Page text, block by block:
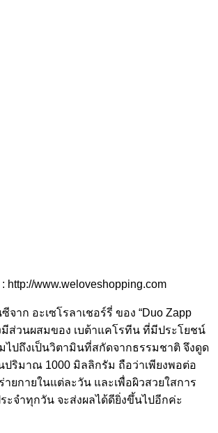
http://www.weloveshopping.com
อะเซโรลาเชอร์รี่ ของ “Duo Zapp
มีส่วนผสมของ เบต้าแคโรทีน ที่มีประโยชน์
ไปถึงเป็นวิตามินที่สกัดจากธรรมชาติ จึงดูด
ริมาณ 1000 มิลลิกรัม ถือว่าเพียงพอต่อ
ยกายในแต่ละวัน และเพื่อผิวสวยใสการ
ะจำทุกวัน จะส่งผลได้ดียิ่งขึ้นไปอีกค่ะ